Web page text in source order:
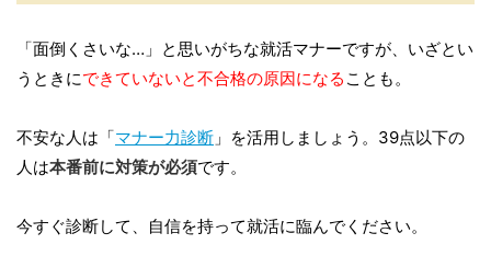
「面倒くさいな…」と思いがちな就活マナーですが、いざとい
うときにできていないと不合格の原因になる ことも。
不安な人は「マナー力診断 」を活用しましょう。39点以下の
人は本番前に対策が必須です。
今すぐ診断して、自信を持って就活に臨んでください。